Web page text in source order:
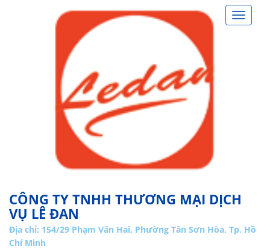
Toggle
CÔNG TY TNHH THƯƠNG MẠI DỊCH
VỤ LÊ ĐAN
Địa chỉ: 154/29 Phạm Văn Hai, Phường Tân Sơn Hòa, Tp. Hồ
Chí Minh